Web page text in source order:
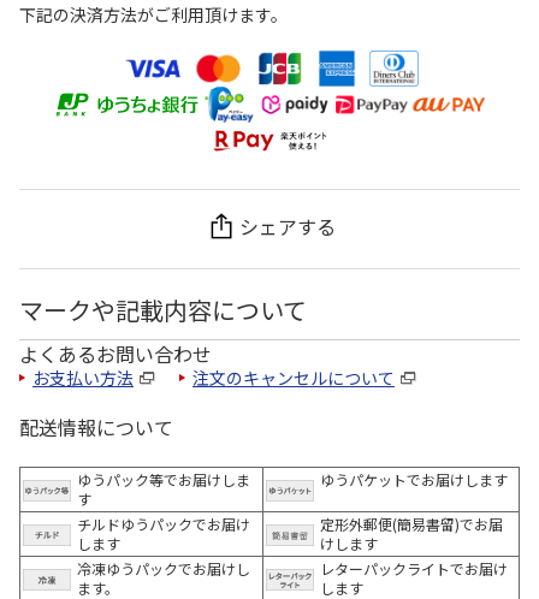
下記の決済方法がご利用頂けます。
シェアする
マークや記載内容について
よくあるお問い合わせ
お支払い方法 注文のキャンセルについて
配送情報について
ゆうパック等でお届けしま
す
ゆうパケットでお届けします
チルドゆうパックでお届け
します
定形外郵便(簡易書留)でお届
けします
冷凍ゆうパックでお届けし
ます。
レターパックライトでお届け
します